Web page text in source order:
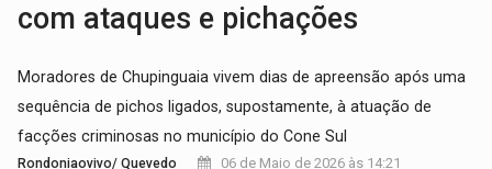
com ataques e pichações
Moradores de Chupinguaia vivem dias de apreensão após uma
sequência de pichos ligados, supostamente, à atuação de
facções criminosas no município do Cone Sul
Rondoniaovivo/ Quevedo 06 de Maio de 2026 às 14:21